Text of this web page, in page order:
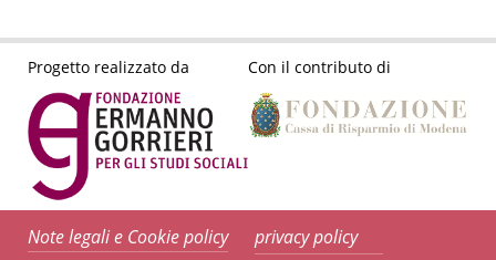
Progetto realizzato da Con il contributo di
Note legali e Cookie policy privacy policy